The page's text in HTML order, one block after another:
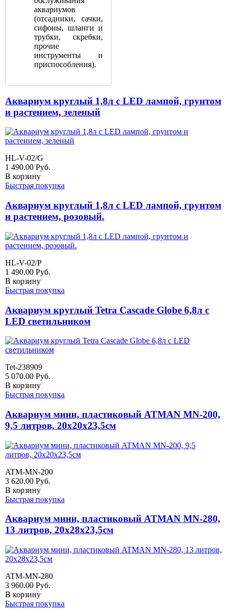
аквариумов
(отсадники, сачки,
сифоны, шланги и
трубки, скребки,
прочие
инструменты и
приспособления).
Аквариум круглый 1,8л с LED лампой, грунтом
и растением, зеленый
HL-V-02/G
1 490.00 Руб.
В корзину
Быстрая покупка
Аквариум круглый 1,8л с LED лампой, грунтом
и растением, розовый.
HL-V-02/P
1 490.00 Руб.
В корзину
Быстрая покупка
Аквариум круглый Tetra Cascade Globe 6,8л с
LED светильником
Tet-238909
5 070.00 Руб.
В корзину
Быстрая покупка
Аквариум мини, пластиковый ATMAN MN-200,
9,5 литров, 20х20х23,5см
ATM-MN-200
3 620.00 Руб.
В корзину
Быстрая покупка
Аквариум мини, пластиковый ATMAN MN-280,
13 литров, 20х28х23,5см
ATM-MN-280
3 960.00 Руб.
В корзину
Быстрая покупка